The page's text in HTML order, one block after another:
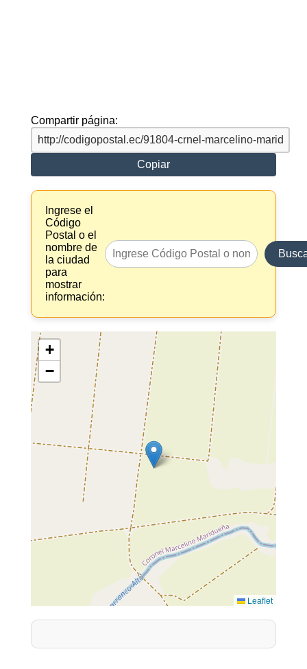
Compartir página:
Copiar
Ingrese el
Código
Postal o el
nombre de
la ciudad
para
mostrar
información:
+
−
Leaflet